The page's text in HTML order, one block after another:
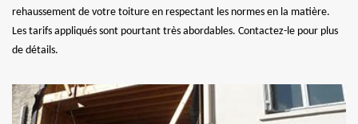
rehaussement de votre toiture en respectant les normes en la matière.
Les tarifs appliqués sont pourtant très abordables. Contactez-le pour plus
de détails.